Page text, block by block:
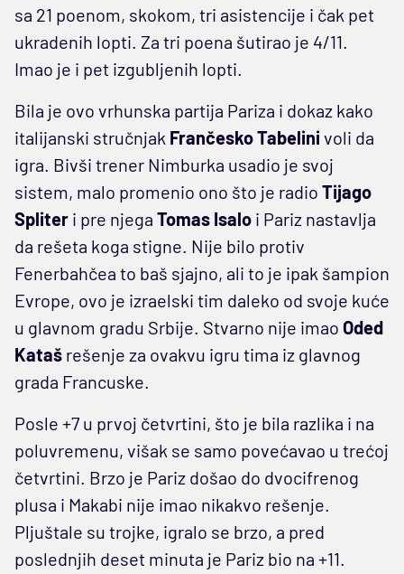
sa 21 poenom, skokom, tri asistencije i čak pet
ukradenih lopti. Za tri poena šutirao je 4/11.
Imao je i pet izgubljenih lopti.
Bila je ovo vrhunska partija Pariza i dokaz kako
italijanski stručnjak Frančesko Tabelini voli da
igra. Bivši trener Nimburka usadio je svoj
sistem, malo promenio ono što je radio Tijago
Spliter i pre njega Tomas Isalo i Pariz nastavlja
da rešeta koga stigne. Nije bilo protiv
Fenerbahčea to baš sjajno, ali to je ipak šampion
Evrope, ovo je izraelski tim daleko od svoje kuće
u glavnom gradu Srbije. Stvarno nije imao Oded
Kataš rešenje za ovakvu igru tima iz glavnog
grada Francuske.
Posle +7 u prvoj četvrtini, što je bila razlika i na
poluvremenu, višak se samo povećavao u trećoj
četvrtini. Brzo je Pariz došao do dvocifrenog
plusa i Makabi nije imao nikakvo rešenje.
Pljuštale su trojke, igralo se brzo, a pred
poslednjih deset minuta je Pariz bio na +11.